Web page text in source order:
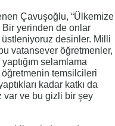
Çavuşoğlu, “Ülkemize
Bir yerinden de onlar
üstleniyoruz desinler. Milli
bu vatansever öğretmenler,
selamlama
öğretmenin temsilcileri
kadar katkı da
var ve bu gizli bir şey